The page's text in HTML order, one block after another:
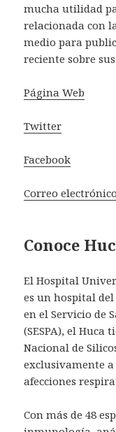
mucha utilidad
relacionada con
medio para
reciente sobre
Página Web
Twitter
Facebook
Correo electrónico
Conoce
El Hospital
es un hospital
en el Servicio de
(SESPA), el
Nacional de
exclusivamente
afecciones
Con más de 48